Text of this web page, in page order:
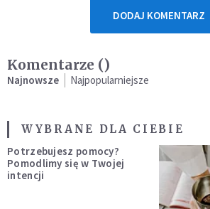
DODAJ KOMENTARZ
Komentarze ()
Najnowsze Najpopularniejsze
WYBRANE DLA CIEBIE
Potrzebujesz pomocy?
Pomodlimy się w Twojej
intencji